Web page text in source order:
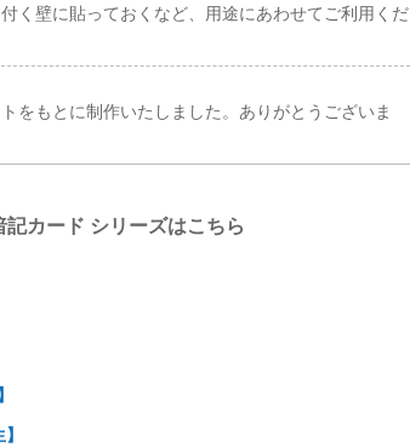
く壁に貼っておくなど、用途にあわせてご利用くだ
をもとに制作いたしました。ありがとうございま
カード シリーズはこちら